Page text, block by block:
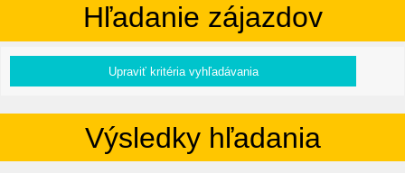
Hľadanie zájazdov
Výsledky hľadania